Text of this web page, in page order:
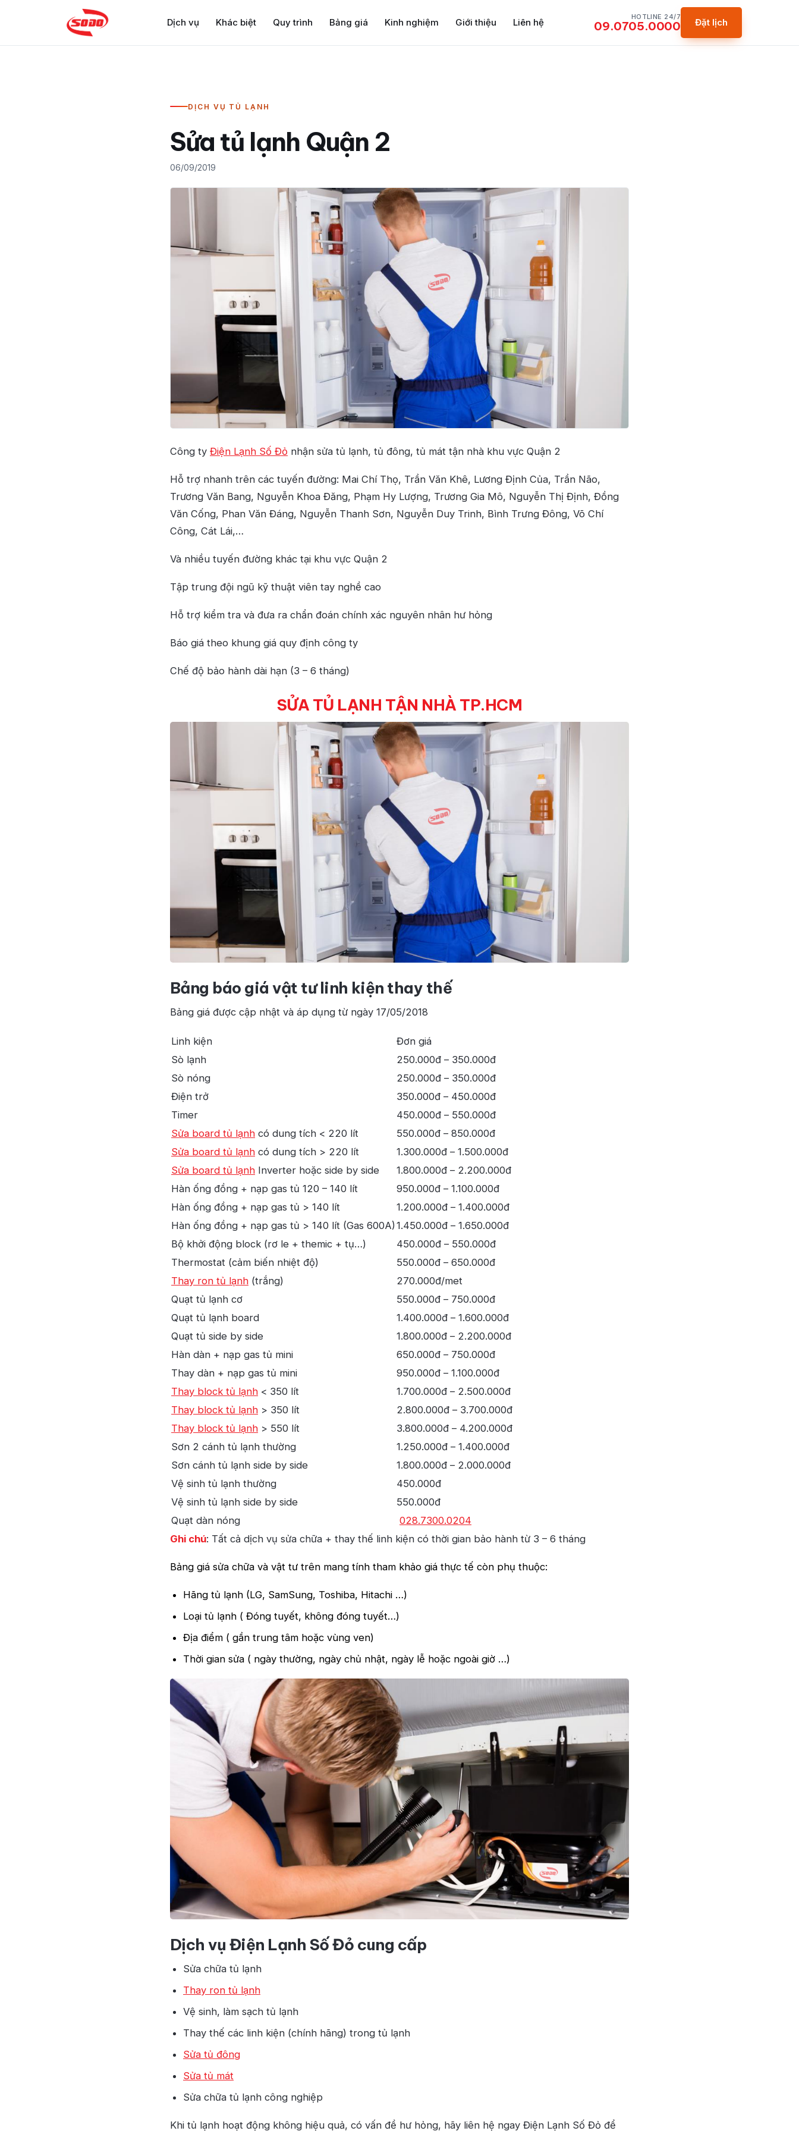
Dịch vụ Khác biệt Quy trình Bảng giá Kinh nghiệm Giới thiệu Liên hệ
HOTLINE 24/7
09.0705.0000 Đặt lịch
DỊCH VỤ TỦ LẠNH
Sửa tủ lạnh Quận 2
06/09/2019
Công ty Điện Lạnh Số Đỏ nhận sửa tủ lạnh, tủ đông, tủ mát tận nhà khu vực Quận 2
Hỗ trợ nhanh trên các tuyến đường: Mai Chí Thọ, Trần Văn Khê, Lương Định Của, Trần Não,
Trương Văn Bang, Nguyễn Khoa Đăng, Phạm Hy Lượng, Trương Gia Mô, Nguyễn Thị Định, Đồng
Văn Cống, Phan Văn Đáng, Nguyễn Thanh Sơn, Nguyễn Duy Trinh, Bình Trưng Đông, Võ Chí
Công, Cát Lái,…
Và nhiều tuyến đường khác tại khu vực Quận 2
Tập trung đội ngũ kỹ thuật viên tay nghề cao
Hỗ trợ kiểm tra và đưa ra chẩn đoán chính xác nguyên nhân hư hỏng
Báo giá theo khung giá quy định công ty
Chế độ bảo hành dài hạn (3 – 6 tháng)
SỬA TỦ LẠNH TẬN NHÀ TP.HCM
Bảng báo giá vật tư linh kiện thay thế
Bảng giá được cập nhật và áp dụng từ ngày 17/05/2018
Linh kiện
Đơn giá
Sò lạnh
250.000đ – 350.000đ
Sò nóng
250.000đ – 350.000đ
Điện trở
350.000đ – 450.000đ
Timer
450.000đ – 550.000đ
Sửa board tủ lạnh có dung tích < 220 lít
550.000đ – 850.000đ
Sửa board tủ lạnh có dung tích > 220 lít
1.300.000đ – 1.500.000đ
Sửa board tủ lạnh Inverter hoặc side by side
1.800.000đ – 2.200.000đ
Hàn ống đồng + nạp gas tủ 120 – 140 lít
950.000đ – 1.100.000đ
Hàn ống đồng + nạp gas tủ > 140 lít
1.200.000đ – 1.400.000đ
Hàn ống đồng + nạp gas tủ > 140 lít (Gas 600A)1.450.000đ – 1.650.000đ
Bộ khởi động block (rơ le + themic + tụ…)
450.000đ – 550.000đ
Thermostat (cảm biến nhiệt độ)
550.000đ – 650.000đ
Thay ron tủ lạnh (trắng)
270.000đ/met
Quạt tủ lạnh cơ
550.000đ – 750.000đ
Quạt tủ lạnh board
1.400.000đ – 1.600.000đ
Quạt tủ side by side
1.800.000đ – 2.200.000đ
Hàn dàn + nạp gas tủ mini
650.000đ – 750.000đ
Thay dàn + nạp gas tủ mini
950.000đ – 1.100.000đ
Thay block tủ lạnh < 350 lít
1.700.000đ – 2.500.000đ
Thay block tủ lạnh > 350 lít
2.800.000đ – 3.700.000đ
Thay block tủ lạnh > 550 lít
3.800.000đ – 4.200.000đ
Sơn 2 cánh tủ lạnh thường
1.250.000đ – 1.400.000đ
Sơn cánh tủ lạnh side by side
1.800.000đ – 2.000.000đ
Vệ sinh tủ lạnh thường
450.000đ
Vệ sinh tủ lạnh side by side
550.000đ
Quạt dàn nóng
028.7300.0204
Ghi chú: Tất cả dịch vụ sửa chữa + thay thế linh kiện có thời gian bảo hành từ 3 – 6 tháng
Bảng giá sửa chữa và vật tư trên mang tính tham khảo giá thực tế còn phụ thuộc:
Hãng tủ lạnh (LG, SamSung, Toshiba, Hitachi …)
Loại tủ lạnh ( Đóng tuyết, không đóng tuyết…)
Địa điểm ( gần trung tâm hoặc vùng ven)
Thời gian sửa ( ngày thường, ngày chủ nhật, ngày lễ hoặc ngoài giờ …)
Dịch vụ Điện Lạnh Số Đỏ cung cấp
Sửa chữa tủ lạnh
Thay ron tủ lạnh
Vệ sinh, làm sạch tủ lạnh
Thay thế các linh kiện (chính hãng) trong tủ lạnh
Sửa tủ đông
Sửa tủ mát
Sửa chữa tủ lạnh công nghiệp
Khi tủ lạnh hoạt động không hiệu quả, có vấn đề hư hỏng, hãy liên hệ ngay Điện Lạnh Số Đỏ để